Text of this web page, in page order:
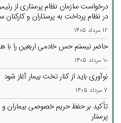
درخواست سازمان نظام پرستاری از
در نظام پرداخت به پرستاران و
12 مرداد 1405
حاضر نیستم حس خادمی اربعین را
10 مرداد 1405
نوآوری باید از کنار تخت بیمار آغاز شود
7 مرداد 1405
تأکید بر حفظ حریم خصوصی بیماران و
پرستار